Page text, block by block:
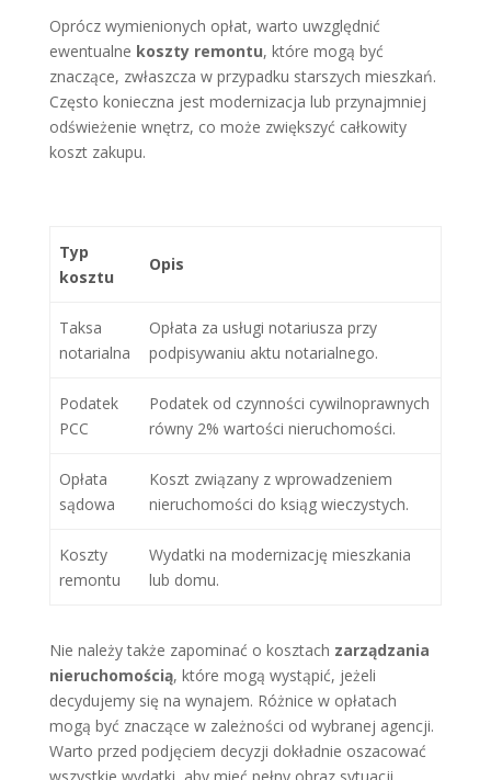
Oprócz wymienionych opłat, warto uwzględnić
ewentualne koszty remontu, które mogą być
znaczące, zwłaszcza w przypadku starszych mieszkań.
Często konieczna jest modernizacja lub przynajmniej
odświeżenie wnętrz, co może zwiększyć całkowity
koszt zakupu.
Typ
kosztu
Opis
Taksa
notarialna
Opłata za usługi notariusza przy
podpisywaniu aktu notarialnego.
Podatek
PCC
Podatek od czynności cywilnoprawnych
równy 2% wartości nieruchomości.
Opłata
sądowa
Koszt związany z wprowadzeniem
nieruchomości do ksiąg wieczystych.
Koszty
remontu
Wydatki na modernizację mieszkania
lub domu.
Nie należy także zapominać o kosztach zarządzania
nieruchomością, które mogą wystąpić, jeżeli
decydujemy się na wynajem. Różnice w opłatach
mogą być znaczące w zależności od wybranej agencji.
Warto przed podjęciem decyzji dokładnie oszacować
wszystkie wydatki, aby mieć pełny obraz sytuacji